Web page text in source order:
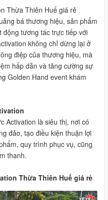
Thừa Thiên Huế giá rẻ
bá thương hiệu, sản phẩm
động tương tác trực tiếp với
không chỉ dừng lại ở
điệp của thương hiệu, mà
hấp dẫn và tăng cường sự
Golden Hand event khám
Activation là siêu thị, nơi có
đảo, tạo điều kiện thuận lợi
quy trình phục vụ, cũng
thanh.
Thừa Thiên Huế giá rẻ